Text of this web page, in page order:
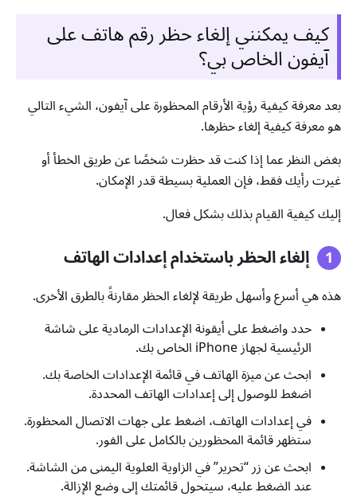
كيف يمكنني إلغاء حظر رقم هاتف على
آيفون الخاص بي؟
بعد معرفة كيفية رؤية الأرقام المحظورة على آيفون، الشيء التالي
هو معرفة كيفية إلغاء حظرها.
بغض النظر عما إذا كنت قد حظرت شخصًا عن طريق الخطأ أو
غيرت رأيك فقط، فإن العملية بسيطة قدر الإمكان.
إليك كيفية القيام بذلك بشكل فعال.
إلغاء الحظر باستخدام إعدادات الهاتف
هذه هي أسرع وأسهل طريقة لإلغاء الحظر مقارنةً بالطرق الأخرى.
حدد واضغط على أيقونة الإعدادات الرمادية على شاشة
الرئيسية لجهاز iPhone الخاص بك.
ابحث عن ميزة الهاتف في قائمة الإعدادات الخاصة بك.
اضغط للوصول إلى إعدادات الهاتف المحددة.
في إعدادات الهاتف، اضغط على جهات الاتصال المحظورة.
ستظهر قائمة المحظورين بالكامل على الفور.
ابحث عن زر “تحرير” في الزاوية العلوية اليمنى من الشاشة.
عند الضغط عليه، سيتحول قائمتك إلى وضع الإزالة.